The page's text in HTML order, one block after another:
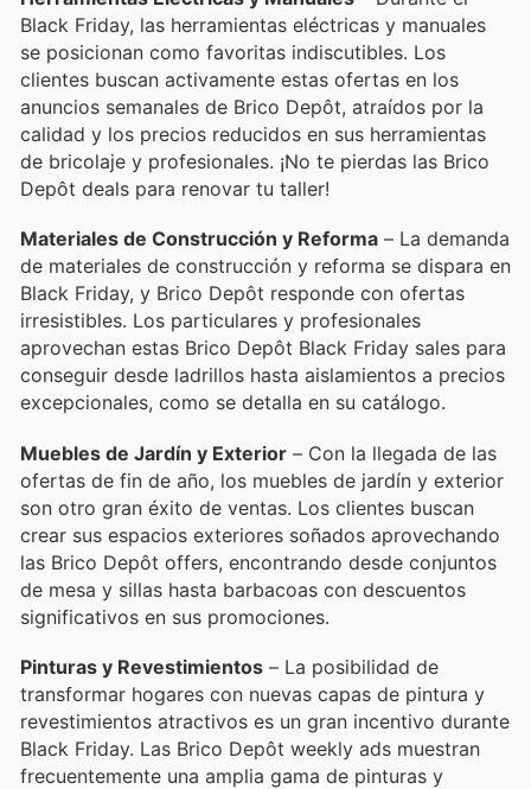
Black Friday, las herramientas eléctricas y manuales
se posicionan como favoritas indiscutibles. Los
clientes buscan activamente estas ofertas en los
anuncios semanales de Brico Depôt, atraídos por la
calidad y los precios reducidos en sus herramientas
de bricolaje y profesionales. ¡No te pierdas las Brico
Depôt deals para renovar tu taller!
Materiales de Construcción y Reforma – La demanda
de materiales de construcción y reforma se dispara en
Black Friday, y Brico Depôt responde con ofertas
irresistibles. Los particulares y profesionales
aprovechan estas Brico Depôt Black Friday sales para
conseguir desde ladrillos hasta aislamientos a precios
excepcionales, como se detalla en su catálogo.
Muebles de Jardín y Exterior – Con la llegada de las
ofertas de fin de año, los muebles de jardín y exterior
son otro gran éxito de ventas. Los clientes buscan
crear sus espacios exteriores soñados aprovechando
las Brico Depôt offers, encontrando desde conjuntos
de mesa y sillas hasta barbacoas con descuentos
significativos en sus promociones.
Pinturas y Revestimientos – La posibilidad de
transformar hogares con nuevas capas de pintura y
revestimientos atractivos es un gran incentivo durante
Black Friday. Las Brico Depôt weekly ads muestran
frecuentemente una amplia gama de pinturas y